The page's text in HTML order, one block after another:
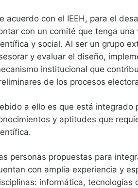
acuerdo con el IEEH, para el
con un comité que tenga
y social. Al ser un grupo
y evaluar el diseño,
institucional que
de los procesos
a ello es que está integrado
y aptitudes que
personas propuestas para
con amplia experiencia y
informática, tecnologías